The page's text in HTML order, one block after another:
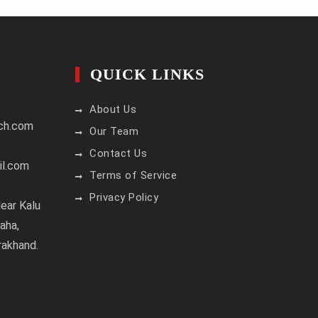
Kalu
QUICK LINKS
About Us
Our Team
Contact Us
Terms of Service
Privacy Policy